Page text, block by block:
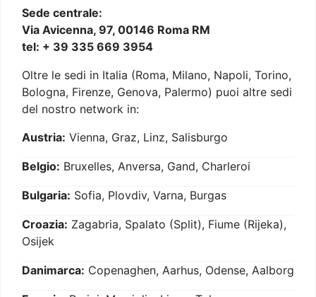
Sede centrale:
Via Avicenna, 97, 00146 Roma RM
tel: + 39 335 669 3954
Oltre le sedi in Italia (Roma, Milano, Napoli, Torino,
Bologna, Firenze, Genova, Palermo) puoi altre sedi
del nostro network in:
Austria: Vienna, Graz, Linz, Salisburgo
Belgio: Bruxelles, Anversa, Gand, Charleroi
Bulgaria: Sofia, Plovdiv, Varna, Burgas
Croazia: Zagabria, Spalato (Split), Fiume (Rijeka),
Osijek
Danimarca: Copenaghen, Aarhus, Odense, Aalborg